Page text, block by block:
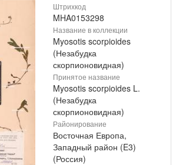
Штрихкод
MHA0153298
Название в коллекции
Myosotis scorpioides
(Незабудка
скорпионовидная)
Принятое название
Myosotis scorpioides L.
(Незабудка
скорпионовидная)
Районирование
Восточная Европа,
Западный район (E3)
(Россия)